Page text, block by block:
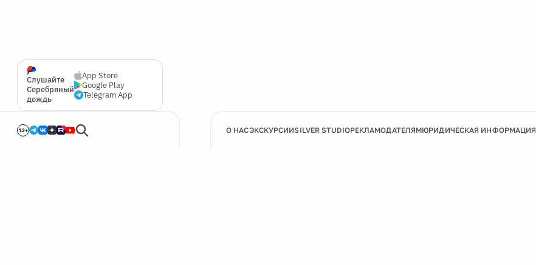
Слушайте
Серебряный
дождь
App Store
Google Play
Telegram App
12+ О НАСЭКСКУРСИИSILVER STUDIOРЕКЛАМОДАТЕЛЯМЮРИДИЧЕСКАЯ ИНФОРМАЦИЯ